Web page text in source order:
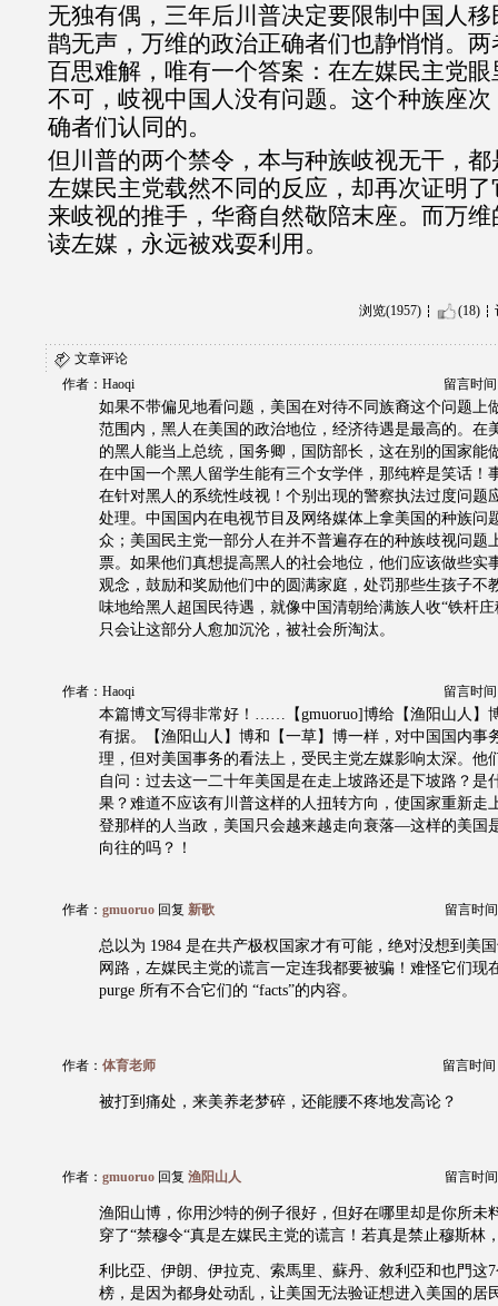
无独有偶，三年后川普决定要限制中国人
鹊无声，万维的政治正确者们也静悄悄。
百思难解，唯有一个答案：在左媒民主党
不可，岐视中国人没有问题。这个种族座
确者们认同的。
但川普的两个禁令，本与种族岐视无干，
左媒民主党载然不同的反应，却再次证明
来岐视的推手，华裔自然敬陪末座。而万
读左媒，永远被戏耍利用。
浏览(1957) (18)
文章评论
作者：Haoqi
留言时间
如果不带偏见地看问题，美国在对待不同族裔这个问题上
范围内，黑人在美国的政治地位，经济待遇是最高的。在
的黑人能当上总统，国务卿，国防部长，这在别的国家能
在中国一个黑人留学生能有三个女学伴，那纯粹是笑话！
在针对黑人的系统性歧视！个别出现的警察执法过度问题
处理。中国国内在电视节目及网络媒体上拿美国的种族问
众；美国民主党一部分人在并不普遍存在的种族歧视问题
票。如果他们真想提高黑人的社会地位，他们应该做些实
观念，鼓励和奖励他们中的圆满家庭，处罚那些生孩子不
味地给黑人超国民待遇，就像中国清朝给满族人收“铁杆
只会让这部分人愈加沉沦，被社会所淘汰。
作者：Haoqi 留言时间
本篇博文写得非常好！……【gmuoruo]博给【渔阳山人】
有据。【渔阳山人】博和【一草】博一样，对中国国内事
理，但对美国事务的看法上，受民主党左媒影响太深。他
自问：过去这一二十年美国是在走上坡路还是下坡路？是
果？难道不应该有川普这样的人扭转方向，使国家重新走
登那样的人当政，美国只会越来越走向衰落—这样的美国
向往的吗？！
作者： gmuoruo 回复 新歌 留言时
总以为 1984 是在共产极权国家才有可能，绝对没想到美
网路，左媒民主党的谎言一定连我都要被骗！难怪它们现
purge 所有不合它们的 “facts”的内容。
作者： 体育老师 留言时间
被打到痛处，来美养老梦碎，还能腰不疼地发高论？
作者： gmuoruo 回复 渔阳山人 留言时
渔阳山博，你用沙特的例子很好，但好在哪里却是你所未
穿了“禁穆令“真是左媒民主党的谎言！若真是禁止穆斯林
利比亞、伊朗、伊拉克、索馬里、蘇丹、敘利亞和也門这
榜，是因为都身处动乱，让美国无法验证想进入美国的居